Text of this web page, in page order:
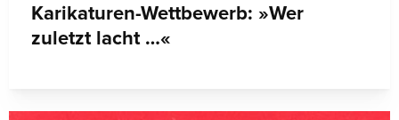
Karikaturen-Wettbewerb: »Wer
zuletzt lacht …«